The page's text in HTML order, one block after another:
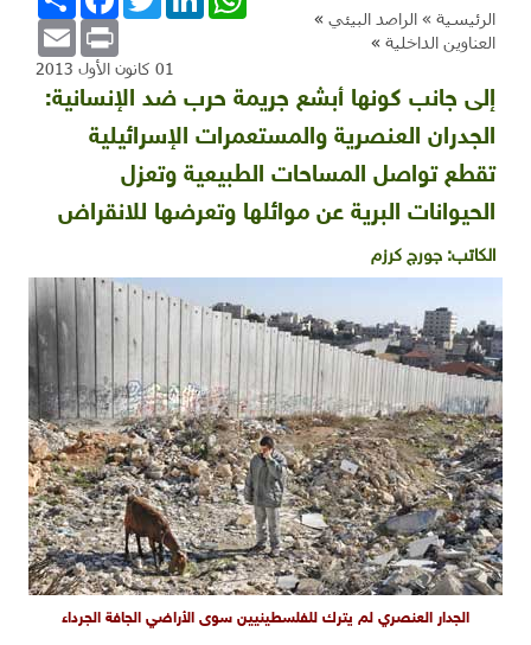
الرئيسية » الراصد البيئي »
العناوين الداخلية »
Email Print
01 كانون الأول 2013
إلى جانب كونها أبشع جريمة حرب ضد الإنسانية:
الجدران العنصرية والمستعمرات الإسرائيلية
تقطع تواصل المساحات الطبيعية وتعزل
الحيوانات البرية عن موائلها وتعرضها للانقراض
الكاتب: جورج كرزم
الجدار العنصري لم يترك للفلسطينيين سوى الأراضي الجافة الجرداء